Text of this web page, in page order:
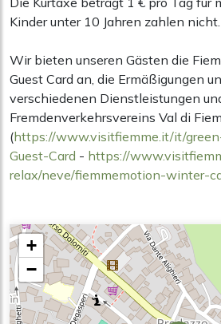
Kinder unter 10 Jahren zahlen nicht.
Wir bieten unseren Gästen die
Guest Card an, die Ermäßigungen
verschiedenen Dienstleistungen
Fremdenverkehrsvereins Val di
(https://www.visitfiemme.it/it/
Guest-Card - https://
relax/neve/fiemmemotion-winter-
+
−